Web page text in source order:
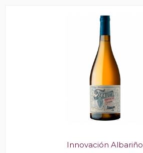
Innovación Albariño